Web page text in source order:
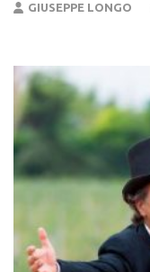
GIUSEPPE LONGO